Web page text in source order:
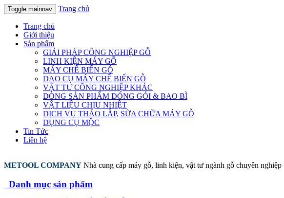
Toggle mainnav Trang chủ
Trang chủ
Giới thiệu
Sản phẩm
GIẢI PHÁP CÔNG NGHIỆP GỖ
LINH KIỆN MÁY GỖ
MÁY CHẾ BIẾN GỖ
DAO CỤ MÁY CHẾ BIẾN GỖ
VẬT TƯ CÔNG NGHIỆP KHÁC
DÒNG SẢN PHẨM ĐÓNG GÓI & BAO BÌ
VẬT LIỆU CHỊU NHIỆT
DỊCH VỤ THÁO LẮP, SỮA CHỮA MÁY GỖ
DỤNG CỤ MỘC
Tin Tức
Liên hệ
METOOL COMPANY Nhà cung cấp máy gỗ, linh kiện, vật tư ngành gỗ chuyên nghiệp
Danh mục sản phẩm